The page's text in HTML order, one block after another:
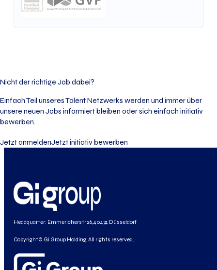
Nicht der richtige Job dabei?
Einfach Teil unseres Talent Netzwerks werden und immer über
unsere neuen Jobs informiert bleiben oder sich einfach initiativ
bewerben.
Jetzt anmeldenJetzt initiativ bewerben
Headquarter: Emmericherstr 26, 40474 Düsseldorf
Copyright© Gi Group Holding. All rights reserved.